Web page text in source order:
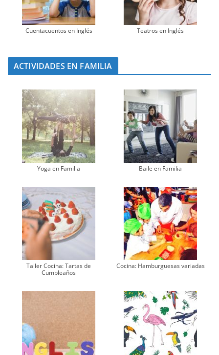
Cuentacuentos en Inglés Teatros en Inglés
ACTIVIDADES EN FAMILIA
Yoga en Familia Baile en Familia
Taller Cocina: Tartas de
Cumpleaños
Cocina: Hamburguesas variadas